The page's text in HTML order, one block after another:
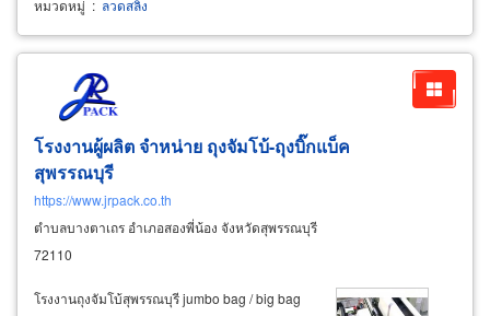
หมวดหมู่ : ลวดสลิง
โรงงานผู้ผลิต จำหน่าย ถุงจัมโบ้-ถุงบิ๊กแบ็ค
สุพรรณบุรี
https://www.jrpack.co.th
ตำบลบางตาเถร อำเภอสองพี่น้อง จังหวัดสุพรรณบุรี
72110
โรงงานถุงจัมโบ้สุพรรณบุรี jumbo bag / big bag